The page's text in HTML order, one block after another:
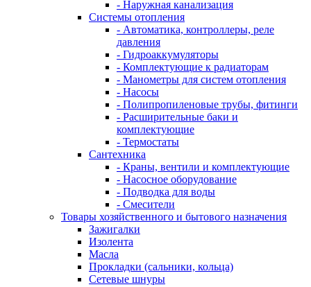
- Наружная канализация
Системы отопления
- Автоматика, контроллеры, реле
давления
- Гидроаккумуляторы
- Комплектующие к радиаторам
- Манометры для систем отопления
- Насосы
- Полипропиленовые трубы, фитинги
- Расширительные баки и
комплектующие
- Термостаты
Сантехника
- Краны, вентили и комплектующие
- Насосное оборудование
- Подводка для воды
- Смесители
Товары хозяйственного и бытового назначения
Зажигалки
Изолента
Масла
Прокладки (сальники, кольца)
Сетевые шнуры